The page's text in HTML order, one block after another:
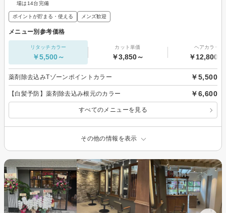
場は14台完備
ポイントが貯まる・使える メンズ歓迎
メニュー別参考価格
リタッチカラー
￥5,500～
カット単価
￥3,850～
ヘアカラー
￥12,800～
薬剤除去込みTゾーンポイントカラー ￥5,500
【白髪予防】薬剤除去込み根元のカラー ￥6,600
すべてのメニューを見る
その他の情報を表示